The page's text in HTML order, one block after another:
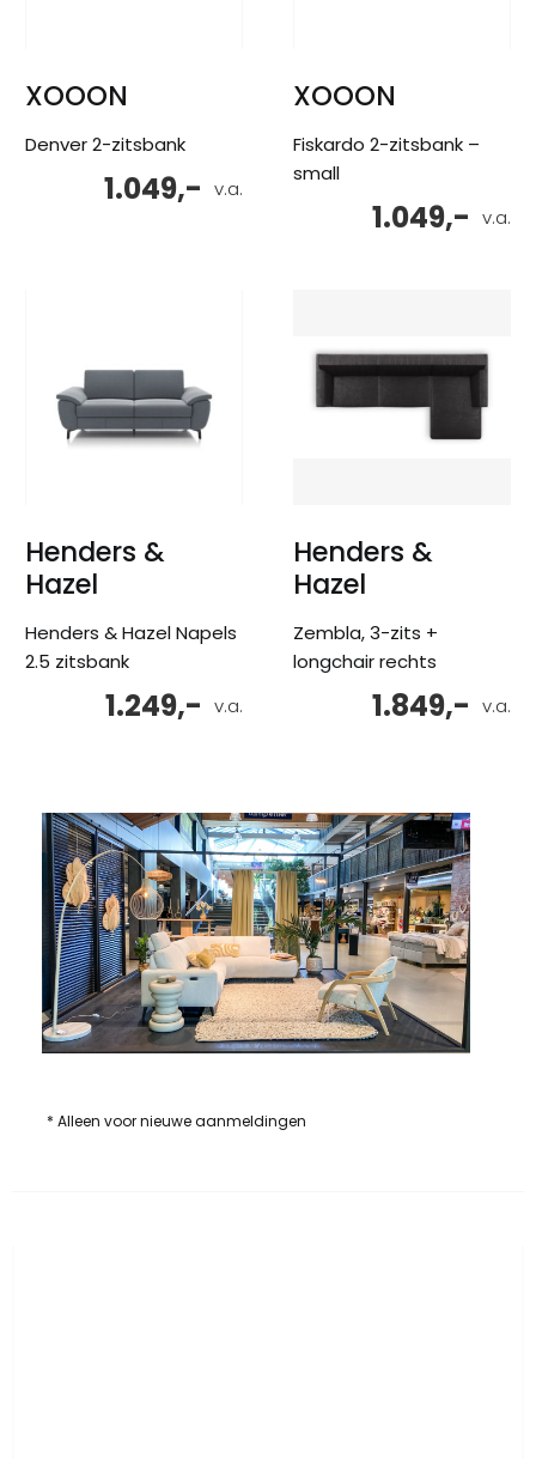
XOOON
Denver 2-zitsbank
v.a.
1.049,-
XOOON
Fiskardo 2-zitsbank –
small
v.a.
1.049,-
Henders &
Hazel
Henders & Hazel Napels
2.5 zitsbank
v.a.
1.249,-
Henders &
Hazel
Zembla, 3-zits +
longchair rechts
v.a.
1.849,-
* Alleen voor nieuwe aanmeldingen